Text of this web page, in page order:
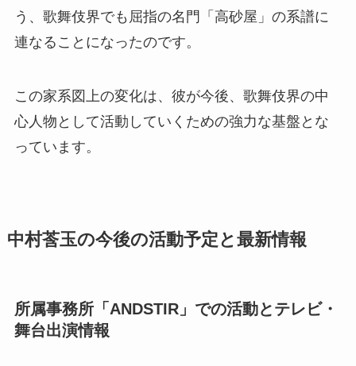
う、歌舞伎界でも屈指の名門「高砂屋」の系譜に
連なることになったのです。
この家系図上の変化は、彼が今後、歌舞伎界の中
心人物として活動していくための強力な基盤とな
っています。
中村莟玉の今後の活動予定と最新情報
所属事務所「ANDSTIR」での活動とテレビ・
舞台出演情報